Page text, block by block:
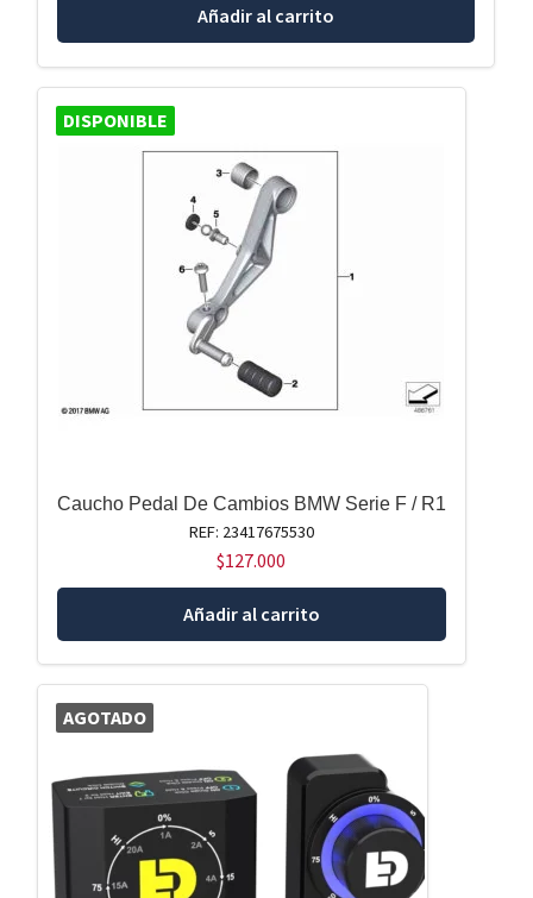
Añadir al carrito
DISPONIBLE
Caucho Pedal De Cambios BMW Serie F / R1
REF: 23417675530
$127.000
Añadir al carrito
AGOTADO